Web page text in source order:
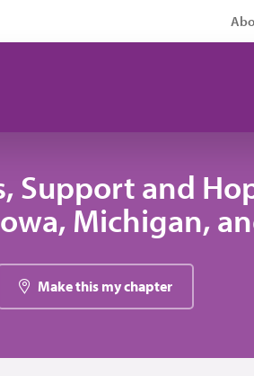
Support and
Michigan,
Make this my chapter